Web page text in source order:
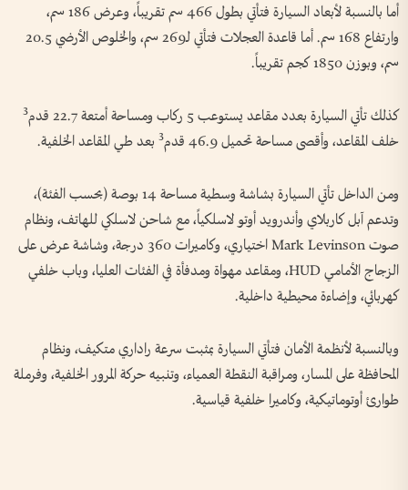
أما بالنسبة لأبعاد السيارة فتأتي بطول 466 سم تقريباً، وعرض 186 سم،
وارتفاع 168 سم. أما قاعدة العجلات فتأتي لـ269 سم، والخلوص الأرضي 20.5
سم، وبوزن 1850 كجم تقريباً.
كذلك تأتي السيارة بعدد مقاعد يستوعب 5 ركاب ومساحة أمتعة 22.7 قدم³
خلف المقاعد، وأقصى مساحة تحميل 46.9 قدم³ بعد طي المقاعد الخلفية.
ومن الداخل تأتي السيارة بشاشة وسطية مساحة 14 بوصة (بحسب الفئة)،
وتدعم آبل كاربلاي وأندرويد أوتو لاسلكياً، مع شاحن لاسلكي للهاتف، ونظام
صوت Mark Levinson اختياري، وكاميرات 360 درجة، وشاشة عرض على
الزجاج الأمامي HUD، ومقاعد مهواة ومدفأة في الفئات العليا، وباب خلفي
كهربائي، وإضاءة محيطية داخلية.
وبالنسبة لأنظمة الأمان فتأتي السيارة بمثبت سرعة راداري متكيف، ونظام
المحافظة على المسار، ومراقبة النقطة العمياء، وتنبيه حركة المرور الخلفية، وفرملة
طوارئ أوتوماتيكية، وكاميرا خلفية قياسية.